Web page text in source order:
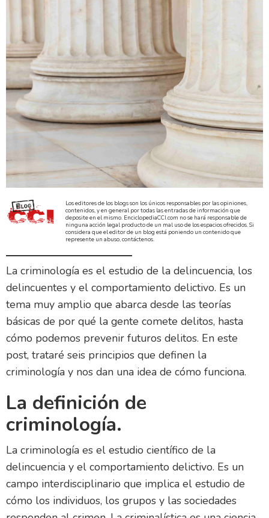
Los editores de los blogs son los únicos responsables por las opiniones,
contenidos, y en general por todas las entradas de información que
deposite en el mismo. EnciclopediaCCI.com no se hará responsable de
ninguna acción legal producto de un mal uso de los espacios ofrecidos. Si
considera que el editor de un blog está poniendo un contenido que
represente un abuso, contáctenos.
La criminología es el estudio de la delincuencia, los
delincuentes y el comportamiento delictivo. Es un
tema muy amplio que abarca desde las teorías
básicas de por qué la gente comete delitos, hasta
cómo podemos prevenir futuros delitos. En este
post, trataré seis principios que definen la
criminología y nos dan una idea de cómo funciona.
La definición de
criminología.
La criminología es el estudio científico de la
delincuencia y el comportamiento delictivo. Es un
campo interdisciplinario que implica el estudio de
cómo los individuos, los grupos y las sociedades